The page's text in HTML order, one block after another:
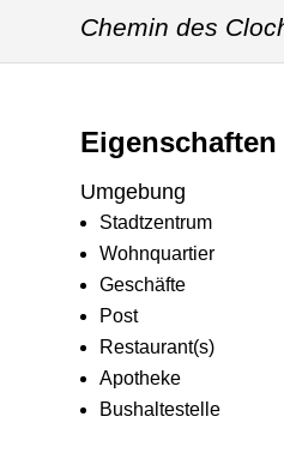
Chemin des
Eigenschaften
Umgebung
Stadtzentrum
Wohnquartier
Geschäfte
Post
Restaurant(s)
Apotheke
Bushaltestelle